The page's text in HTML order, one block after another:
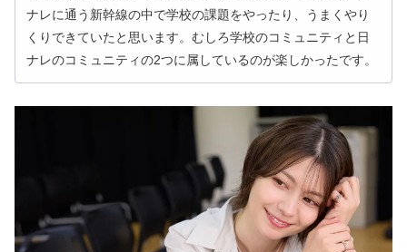
ナレに通う新幹線の中で学校の課題をやったり、うまくやり
くりできていたと思います。むしろ学校のコミュニティと日
ナレのコミュニティの2つに属しているのが楽しかったです。